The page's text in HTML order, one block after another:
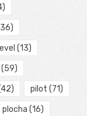
level (13)
(59)
pilot (71)
plocha (16)